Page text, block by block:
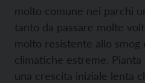
molto comune nei parchi
tanto da passare molte
molto resistente allo smog
climatiche estreme. Pianta
una crescita iniziale lenta